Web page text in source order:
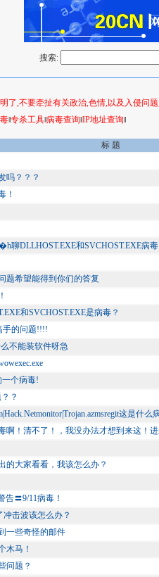
搜索:
了,不要牵扯有关政治,色情,以及入侵问
‖专杀工具‖病毒查询‖IP地址查询‖
标 题
吗？？？
！
DLLHOST.EXE和SVCHOST.EXE病毒
题希望能得到你们的答复
和SVCHOST.EXE是病毒？
手的问题!!!!
不能装软件呀急
一个病毒!
？
这是什么
啊！清不了！，我没办法才想到来这！
的大家看看，我该怎么办？
告〓9/11病毒！
击波该怎么办？
一些奇怪的邮件
木马！
问题？